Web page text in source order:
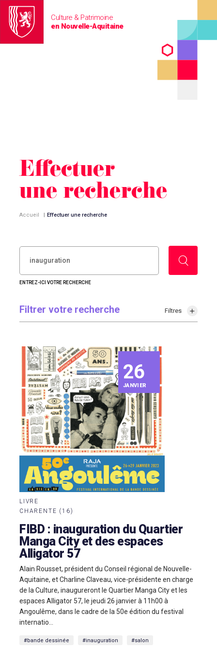
Culture & Patrimoine
en Nouvelle-Aquitaine
Effectuer
une recherche
Accueil | Effectuer une recherche
RECHERCHER :
ENTREZ-ICI VOTRE RECHERCHE
Filtrer votre recherche Filtres
26
JANVIER
LIVRE
CHARENTE (16)
FIBD : inauguration du Quartier
Manga City et des espaces
Alligator 57
Alain Rousset, président du Conseil régional de Nouvelle-
Aquitaine, et Charline Claveau, vice-présidente en charge
de la Culture, inaugureront le Quartier Manga City et les
espaces Alligator 57, le jeudi 26 janvier à 11h00 à
Angoulême, dans le cadre de la 50e édition du festival
internatio...
#bande dessinée #inauguration #salon